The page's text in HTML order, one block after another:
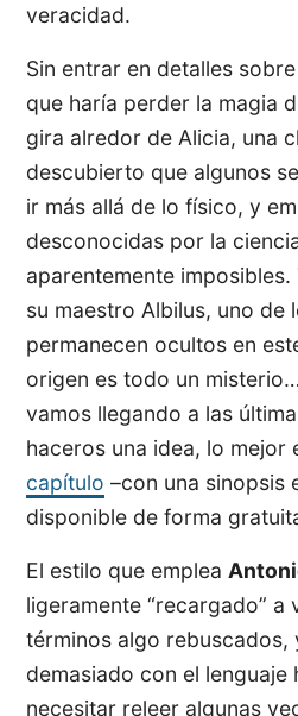
veracidad.
Sin entrar en detalles
que haría perder la magia
gira alredor de Alicia, una
descubierto que algunos
ir más allá de lo físico, y
desconocidas por la
aparentemente
su maestro Albilus, uno de
permanecen ocultos en
origen es todo un
vamos llegando a las
haceros una idea, lo mejor
capítulo –con una sinopsis
disponible de forma
El estilo que emplea
ligeramente “recargado” a
términos algo rebuscados,
demasiado con el lenguaje
necesitar releer algunas